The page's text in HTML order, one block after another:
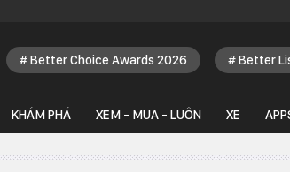
Better Choice Awards 2026 Better
KHÁM PHÁ XEM - MUA - LUÔN XE